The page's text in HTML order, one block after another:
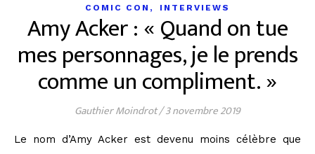
COMIC CON , INTERVIEWS
Amy Acker : « Quand on tue
mes personnages, je le prends
comme un compliment. »
Gauthier Moindrot/3 novembre 2019
Le nom d’Amy Acker est devenu moins célèbre que